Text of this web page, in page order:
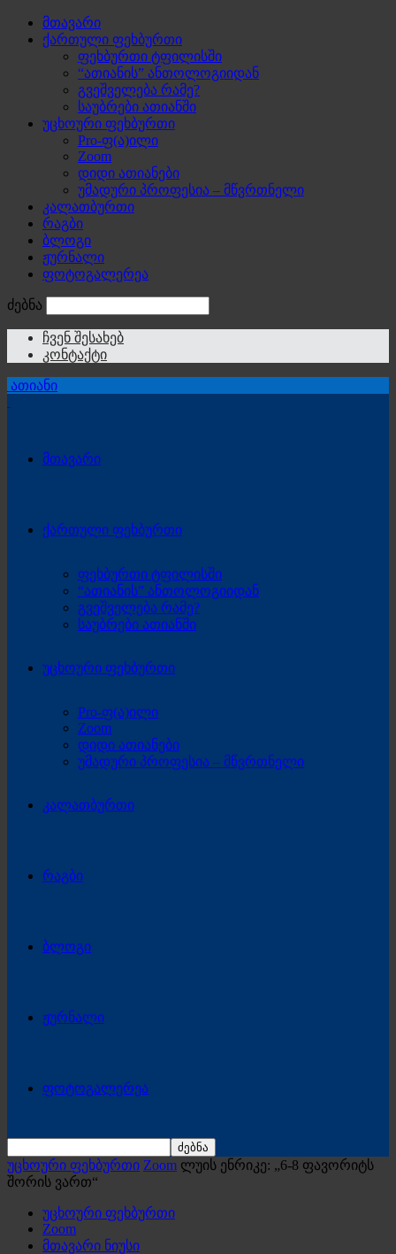
მთავარი
ქართული ფეხბურთი
ფეხბურთი ტფილისში
“ათიანის” ანთოლოგიიდან
გვეშველება რამე?
საუბრები ათიანში
უცხოური ფეხბურთი
Pro-ფ(ა)ილი
Zoom
დიდი ათიანები
უმადური პროფესია – მწვრთნელი
კალათბურთი
რაგბი
ბლოგი
ჟურნალი
ფოტოგალერეა
ძებნა
ჩვენ შესახებ
კონტაქტი
ათიანი
მთავარი
ქართული ფეხბურთი
ფეხბურთი ტფილისში
“ათიანის” ანთოლოგიიდან
გვეშველება რამე?
საუბრები ათიანში
უცხოური ფეხბურთი
Pro-ფ(ა)ილი
Zoom
დიდი ათიანები
უმადური პროფესია – მწვრთნელი
კალათბურთი
რაგბი
ბლოგი
ჟურნალი
ფოტოგალერეა
უცხოური ფეხბურთი Zoom ლუის ენრიკე: „6-8 ფავორიტს
შორის ვართ“
უცხოური ფეხბურთი
Zoom
მთავარი ნიუსი